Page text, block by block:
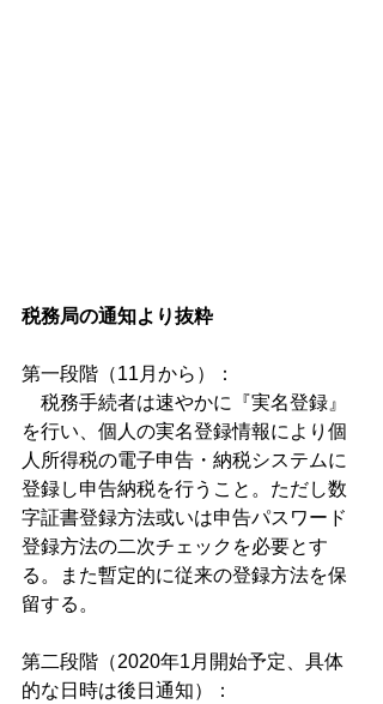
税務局の通知より抜粋
第一段階（11月から）：
税務手続者は速やかに『実名登録』
を行い、個人の実名登録情報により個
人所得税の電子申告・納税システムに
登録し申告納税を行うこと。ただし数
字証書登録方法或いは申告パスワード
登録方法の二次チェックを必要とす
る。また暫定的に従来の登録方法を保
留する。
第二段階（2020年1月開始予定、具体
的な日時は後日通知）：